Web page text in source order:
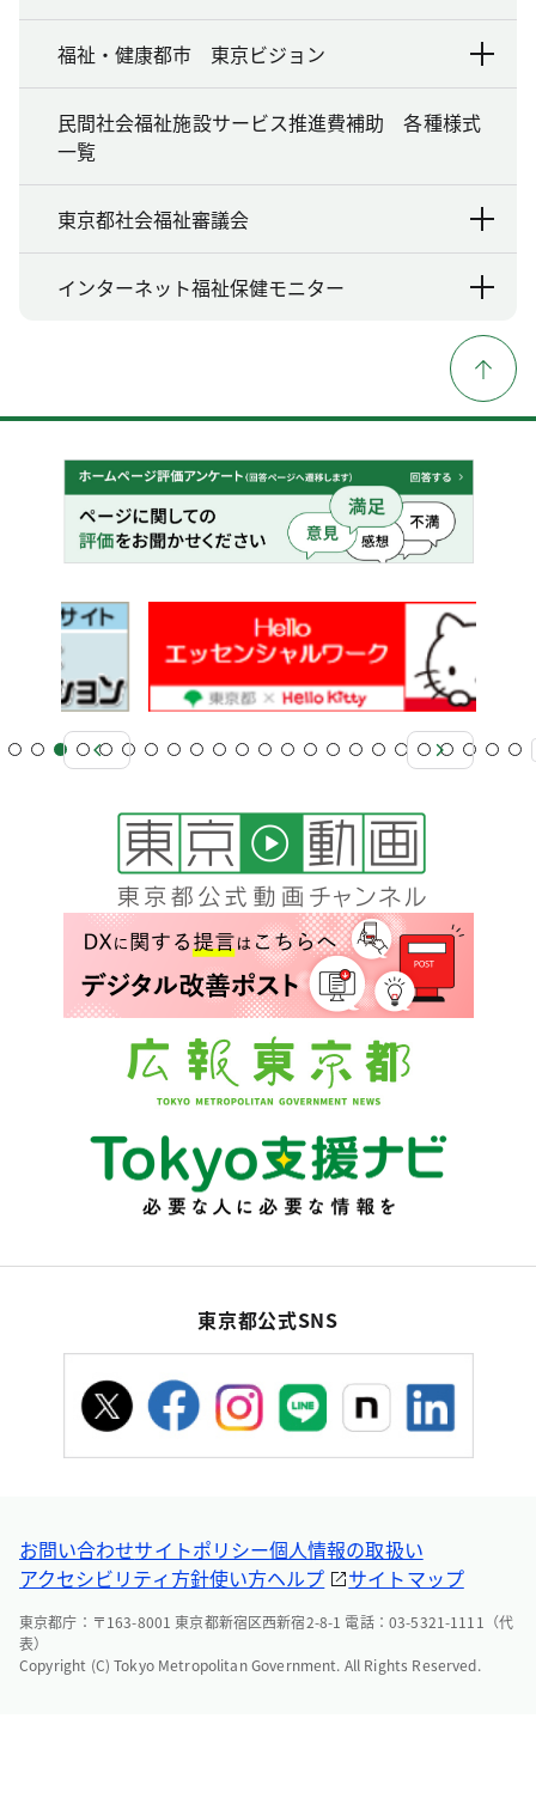
福祉・健康都市 東京ビジョン
民間社会福祉施設サービス推進費補助 各種様式
一覧
東京都社会福祉審議会
インターネット福祉保健モニター
東京都公式SNS
お問い合わせサイトポリシー個人情報の取扱い
アクセシビリティ方針使い方ヘルプ サイトマップ
東京都庁：〒163-8001 東京都新宿区西新宿2-8-1 電話：03-5321-1111（代
表）
Copyright (C) Tokyo Metropolitan Government. All Rights Reserved.